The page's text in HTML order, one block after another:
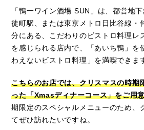
「鴨一ワイン酒場 SUN」は、都営地
徒町駅、または東京メトロ日比谷線・
分にある、こだわりのビストロ料理レ
を感じられる店内で、「あいち鴨」を
わえないビストロ料理」を満喫できま
こちらのお店では、クリスマスの時期
った「Xmasディナーコース」をご用
期限定のスペシャルメニューのため、
てぜひ訪れたいですね。